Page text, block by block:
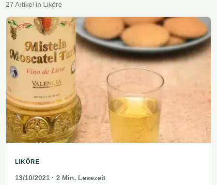
27 Artikel in Liköre
LIKÖRE
13/10/2021 · 2 Min. Lesezeit